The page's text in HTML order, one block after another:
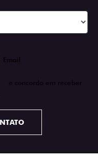
Email
e concordo em receber